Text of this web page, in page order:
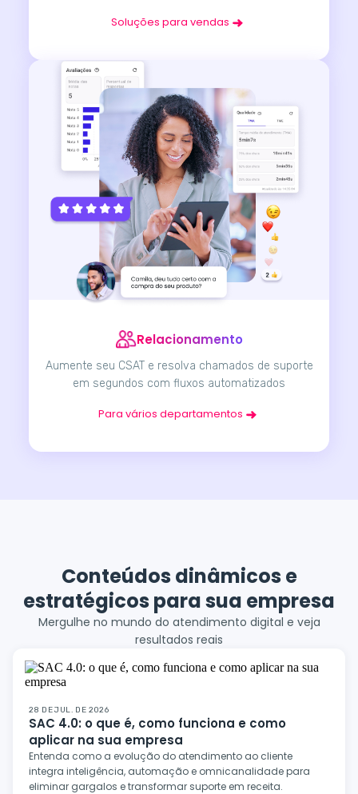
Soluções para vendas
Relacionamento
Aumente seu CSAT e resolva chamados de suporte
em segundos com fluxos automatizados
Para vários departamentos
Conteúdos dinâmicos e
estratégicos para sua empresa
Mergulhe no mundo do atendimento digital e veja
resultados reais
28 DE JUL. DE 2026
SAC 4.0: o que é, como funciona e como
aplicar na sua empresa
Entenda como a evolução do atendimento ao cliente
integra inteligência, automação e omnicanalidade para
eliminar gargalos e transformar suporte em receita.